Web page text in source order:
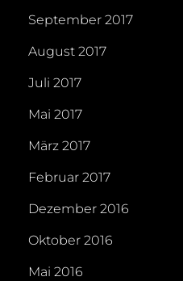
September 2017
August 2017
Juli 2017
Mai 2017
März 2017
Februar 2017
Dezember 2016
Oktober 2016
Mai 2016